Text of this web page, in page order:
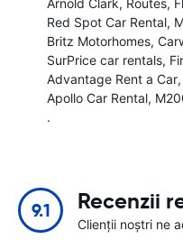
Arnold Clark Routes
Red Spot Car Rental
Britz Motorhomes
SurPrice car rentals
Advantage Rent a Car
Apollo Car Rental
.
9.1 Recenzii
Clienții noștri ne